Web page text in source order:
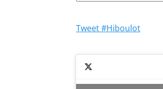
par
Tweet #Hiboulot